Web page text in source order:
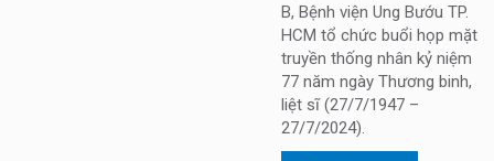
B, Bệnh viện Ung Bướu TP.
HCM tổ chức buổi họp mặt
truyền thống nhân kỷ niệm
77 năm ngày Thương binh,
liệt sĩ (27/7/1947 –
27/7/2024).